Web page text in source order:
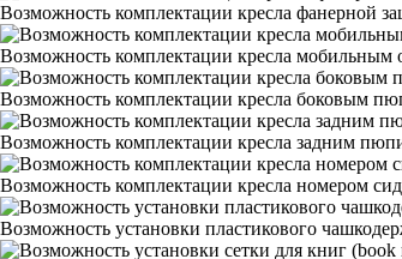
Возможность комплектации кресла фанерной
Возможность комплектации кресла мобильным
Возможность комплектации кресла боковым
Возможность комплектации кресла задним
Возможность комплектации кресла номером
Возможность установки пластикового